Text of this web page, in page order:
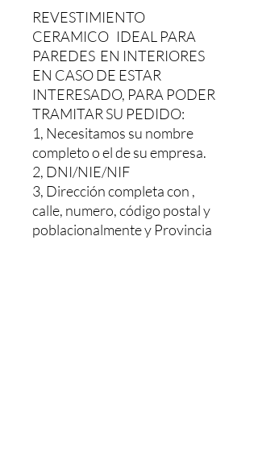
REVESTIMIENTO
CERAMICO IDEAL PARA
PAREDES EN INTERIORES
EN CASO DE ESTAR
INTERESADO, PARA PODER
TRAMITAR SU PEDIDO:
1, Necesitamos su nombre
completo o el de su empresa.
2, DNI/NIE/NIF
3, Dirección completa con ,
calle, numero, código postal y
poblacionalmente y Provincia